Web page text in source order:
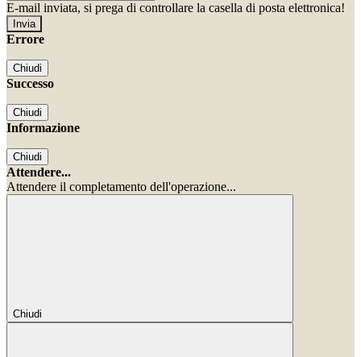
E-mail inviata, si prega di controllare la casella di posta elettronica!
Errore
Chiudi
Successo
Chiudi
Informazione
Chiudi
Attendere...
Attendere il completamento dell'operazione...
Chiudi